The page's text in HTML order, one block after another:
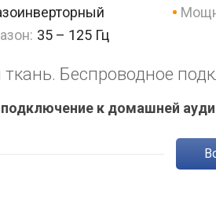
35 – 125 Гц
ткань. Беспроводное
к домашней